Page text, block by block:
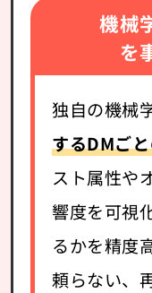
機械
を
独自の機械
するDMご
スト属性や
響度を可視
るかを精度
頼らない、